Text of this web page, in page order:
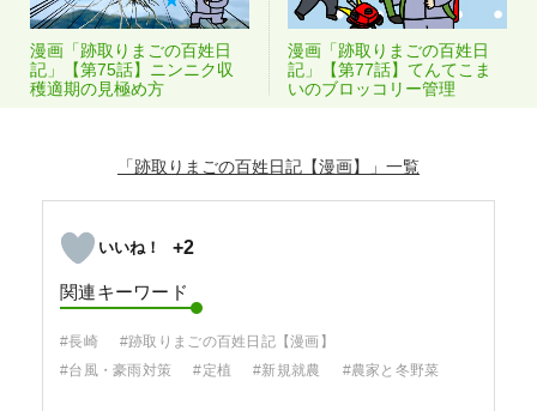
漫画「跡取りまごの百姓日
記」【第75話】ニンニク収
穫適期の見極め方
漫画「跡取りまごの百姓日
記」【第77話】てんてこま
いのブロッコリー管理
「跡取りまごの百姓日記【漫画】」
+2
関連キーワード
#長崎
#跡取りまごの百姓日記【漫画】
#台風・豪雨対策
#定植 #新規就農 #農家と冬野菜